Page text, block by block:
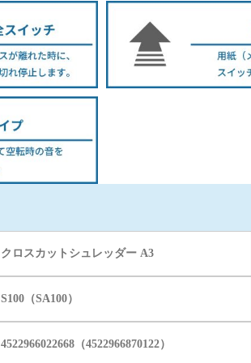
クロスカットシュレッダー A3
S100（SA100）
4522966022668（4522966870122）